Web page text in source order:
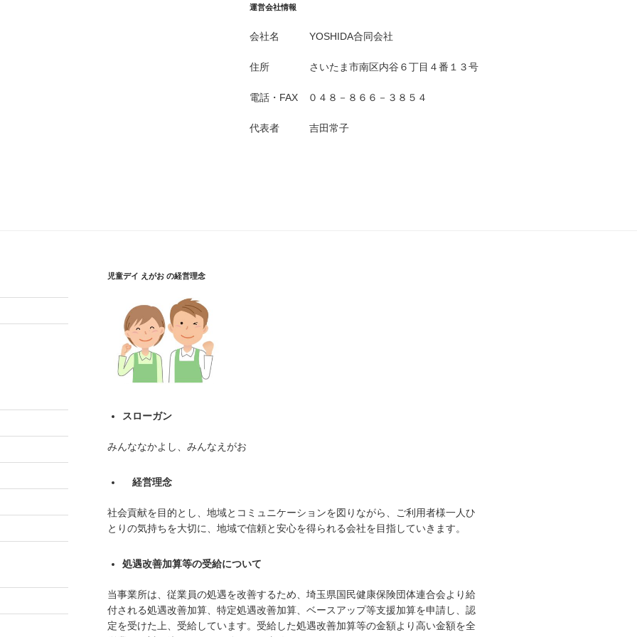
運営会社情報
会社名 YOSHIDA合同会社
住所 さいたま市南区内谷６丁目４番１３号
電話・FAX ０４８－８６６－３８５４
代表者 吉田常子
児童デイ えがお の経営理念
スローガン
みんななかよし、みんなえがお
経営理念
社会貢献を目的とし、地域とコミュニケーションを図りながら、ご利用者様一人ひ
とりの気持ちを大切に、地域で信頼と安心を得られる会社を目指していきます。
処遇改善加算等の受給について
当事業所は、従業員の処遇を改善するため、埼玉県国民健康保険団体連合会より給
付される処遇改善加算、特定処遇改善加算、ベースアップ等支援加算を申請し、認
定を受けた上、受給しています。受給した処遇改善加算等の金額より高い金額を全